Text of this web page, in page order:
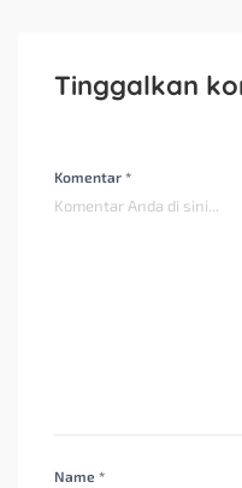
Tinggalkan
Komentar *
Name *